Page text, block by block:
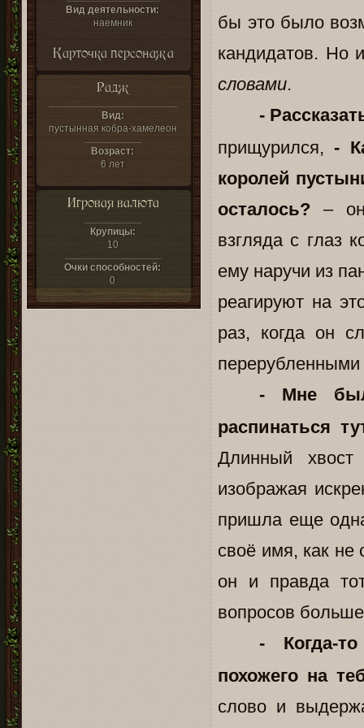
Вид деятельности:
наемник
Карточка персонажа
Радж
Вид:
пустынная кобра-хамелеон
Возраст:
6 лет
Игровая валюта
Крупицы:
10
Очки способностей:
0
бы это было
кандидатов. Но
словами.
-
прищурился,-
королей
осталось? – он
взгляда с глаз
ему наручи из
реагируют на
раз, когда он
перерубленными
- Мне
распинаться
Длинный
изображая
пришла еще
своё имя, как
он и правда
вопросов
- Когда-
похожего на
слово и